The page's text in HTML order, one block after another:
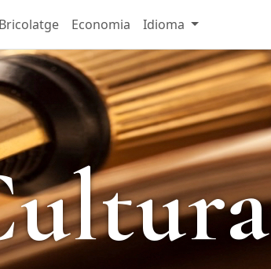
Bricolatge Economia Idioma